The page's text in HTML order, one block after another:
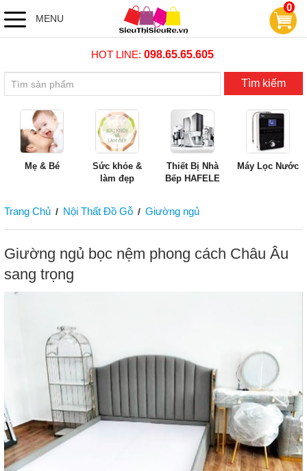
MENU
0
HOT LINE: 098.65.65.605
Tìm kiếm
Mẹ & Bé
Sức khỏe &
làm đẹp
Thiết Bị Nhà
Bếp HAFELE
Máy Lọc Nước
Trang Chủ / Nội Thất Đồ Gỗ / Giường ngủ
Giường ngủ bọc nệm phong cách Châu Âu
sang trọng